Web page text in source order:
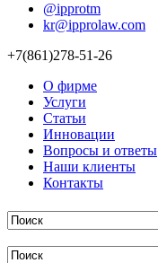
@ipprotm
kr@ipprolaw.com
+7(861)278-51-26
О фирме
Услуги
Статьи
Инновации
Вопросы и ответы
Наши клиенты
Контакты